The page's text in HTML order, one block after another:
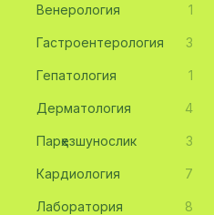
Венерология 1
Гастроентерология 3
Гепатология 1
Дерматология 4
Парҳезшунослик 3
Кардиология 7
Лаборатория 8